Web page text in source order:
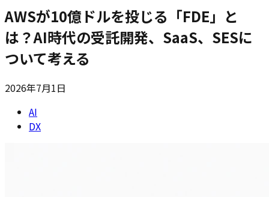
AWSが10億ドルを投じる「FDE」と
は？AI時代の受託開発、SaaS、SESに
ついて考える
2026年7月1日
AI
DX